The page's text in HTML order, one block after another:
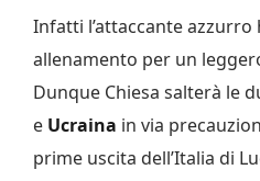
Infatti l’attaccante
allenamento per un
Dunque Chiesa salterà le
e Ucraina in via
prime uscita dell’Italia di